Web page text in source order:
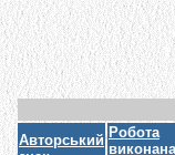
Авторський Робота
виконана